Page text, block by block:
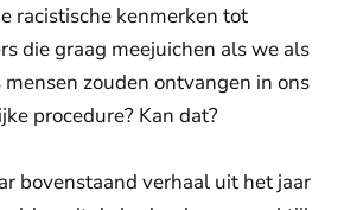
racistische kenmerken tot
die graag meejuichen als we als
zouden ontvangen in ons
procedure? Kan dat?
bovenstaand verhaal uit het jaar